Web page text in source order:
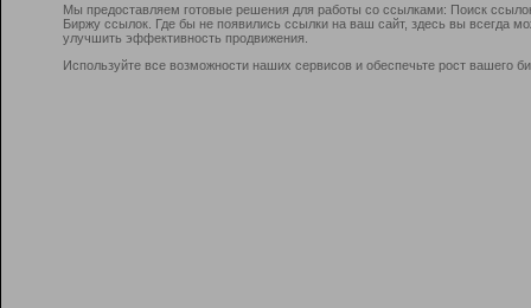
Мы предоставляем готовые решения для работы со ссылками: Поиск
Биржу ссылок. Где бы не появились ссылки на ваш сайт, здесь вы всегда
улучшить эффективность продвижения.
Используйте все возможности наших сервисов и обеспечьте рост вашего